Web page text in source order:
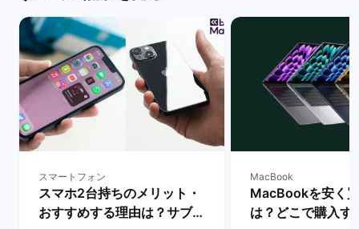
スマートフォン
スマホ2台持ちのメリット・
おすすめする理由は？サブス
MacBook
MacBookを安く
は？どこで購入す